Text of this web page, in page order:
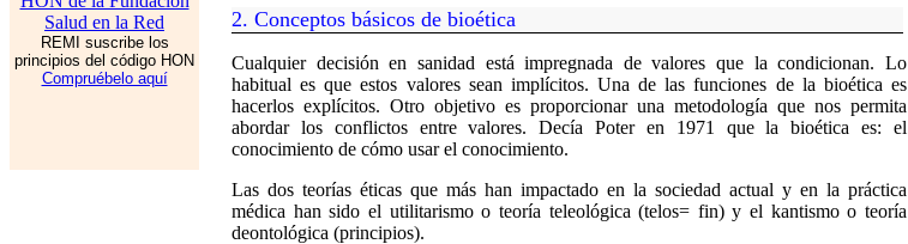
REMI suscribe los
principios del código HON
Compruébelo aquí
2. Conceptos básicos de bioética
Cualquier decisión en sanidad está impregnada de valores que la condicionan. Lo
habitual es que estos valores sean implícitos. Una de las funciones de la bioética es
hacerlos explícitos. Otro objetivo es proporcionar una metodología que nos permita
abordar los conflictos entre valores. Decía Poter en 1971 que la bioética es: el
conocimiento de cómo usar el conocimiento.
Las dos teorías éticas que más han impactado en la sociedad actual y en la práctica
médica han sido el utilitarismo o teoría teleológica (telos= fin) y el kantismo oteoría
deontológica (principios).